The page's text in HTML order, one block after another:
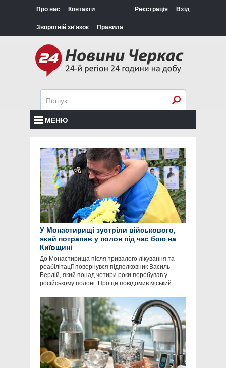
Про нас Контакти
Зворотній зв'язок Правила
Реєстрація Вхід
МЕНЮ
У Монастирищі зустріли військового,
який потрапив у полон під час бою на
Київщині
До Монастирища після тривалого лікування та
реабілітації повернувся підполковник Василь
Бердій, який понад чотири роки перебував у
російському полоні. Про це повідомив міський